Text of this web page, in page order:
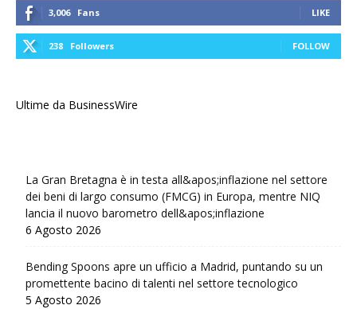
3,006 Fans LIKE
238 Followers FOLLOW
Ultime da BusinessWire
La Gran Bretagna è in testa all&apos;inflazione nel settore
dei beni di largo consumo (FMCG) in Europa, mentre NIQ
lancia il nuovo barometro dell&apos;inflazione
6 Agosto 2026
Bending Spoons apre un ufficio a Madrid, puntando su un
promettente bacino di talenti nel settore tecnologico
5 Agosto 2026